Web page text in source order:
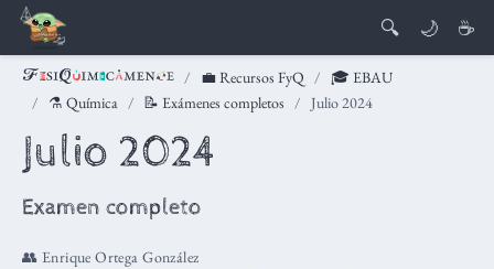
🔍 🌙 ☕
💼 Recursos FyQ
🎓 EBAU
⚗️ Química
📝 Exámenes completos Julio 2024
Julio 2024
Examen completo
👥 Enrique Ortega González